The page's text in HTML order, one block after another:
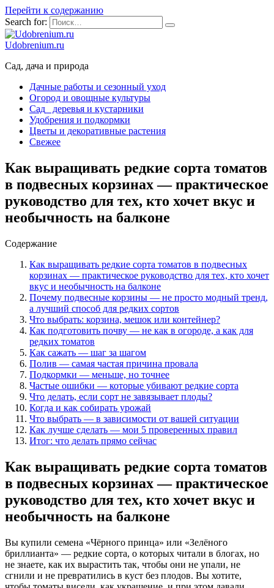
Перейти к содержанию
Search for:
Udobrenium.ru
Сад, дача и природа
Дачные работы и сезонный уход
Огород и овощные культуры
Сад_ деревья и кустарники
Удобрения и подкормки
Цветы и декоративные растения
Свежее
Как выращивать редкие сорта томатов
в подвесных корзинах — практическое
руководство для тех, кто хочет вкус и
необычность на балконе
Содержание
Как выращивать редкие сорта томатов в подвесных
корзинах — практическое руководство для тех, кто хочет
вкус и необычность на балконе
Почему подвесные корзины — не просто модный тренд,
а лучший способ для редких сортов
Что выбрать: корзина, мешок или контейнер?
Как подготовить почву — не как в огороде, а как для
редких томатов
Как сажать — шаг за шагом
Полив — самая частая причина провала
Подкормки — меньше, но точнее
Частые ошибки — которые убивают редкие сорта
Что делать, если сорт не завязывает плоды?
Когда и как собирать урожай
Что выбрать — в зависимости от вашей ситуации
Как лучше сделать — мои 5 проверенных правил
Итог: что делать прямо сейчас
Как выращивать редкие сорта томатов
в подвесных корзинах — практическое
руководство для тех, кто хочет вкус и
необычность на балконе
Вы купили семена «Чёрного принца» или «Зелёного
бриллианта» — редкие сорта, о которых читали в блогах, но
не знаете, как их вырастить так, чтобы они не упали, не
сгнили и не превратились в куст без плодов. Вы хотите,